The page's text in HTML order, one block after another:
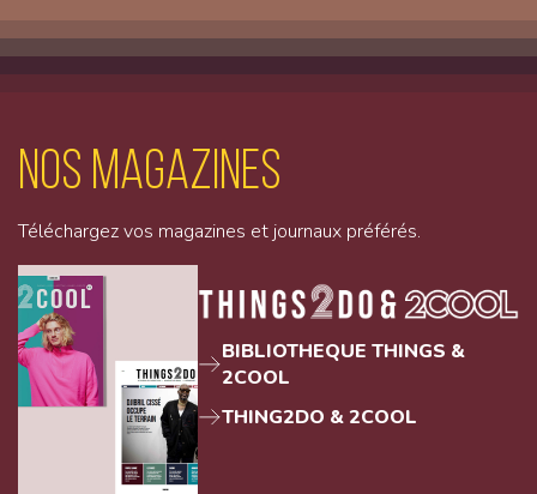
Nos magazines
Téléchargez vos magazines et journaux préférés.
BIBLIOTHEQUE THINGS &
2COOL
THING2DO & 2COOL